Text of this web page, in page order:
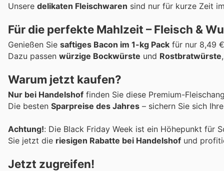
Unsere delikaten Fleischwaren sind nur für kurze Zeit
Für die perfekte Mahlzeit – Fleisch &
Genießen Sie saftiges Bacon im 1-kg Pack für nur 8,49
Dazu passen würzige Bockwürste und Rostbratwürste
Warum jetzt kaufen?
Nur bei Handelshof finden Sie diese Premium-
Die besten Sparpreise des Jahres – sichern Sie sich
Achtung!: Die Black Friday Week ist ein Höhepunkt für
Sie jetzt die riesigen Rabatte bei Handelshof und
Jetzt zugreifen!